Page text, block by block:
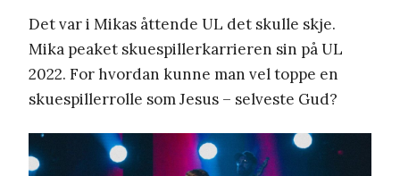
Det var i Mikas åttende UL det skulle skje.
Mika peaket skuespillerkarrieren sin på UL
2022. For hvordan kunne man vel toppe en
skuespillerrolle som Jesus – selveste Gud?